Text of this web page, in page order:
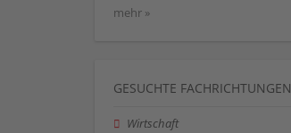
mehr »
GESUCHTE FACHRICHTUNGEN
Wirtschaft